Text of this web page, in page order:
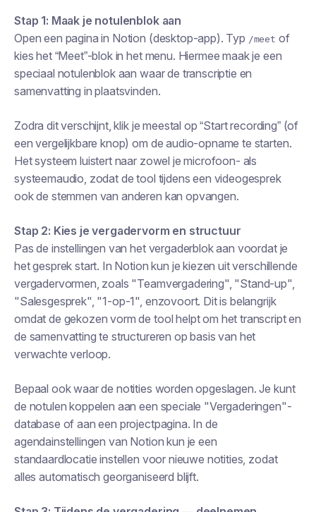
Stap 1: Maak je notulenblok aan
Open een pagina in Notion (desktop-app). Typ /meet of
kies het “Meet”-blok in het menu. Hiermee maak je een
speciaal notulenblok aan waar de transcriptie en
samenvatting in plaatsvinden.
Zodra dit verschijnt, klik je meestal op “Start recording” (of
een vergelijkbare knop) om de audio-opname te starten.
Het systeem luistert naar zowel je microfoon- als
systeemaudio, zodat de tool tijdens een videogesprek
ook de stemmen van anderen kan opvangen.
Stap 2: Kies je vergadervorm en structuur
Pas de instellingen van het vergaderblok aan voordat je
het gesprek start. In Notion kun je kiezen uit verschillende
vergadervormen, zoals "Teamvergadering", "Stand-up",
"Salesgesprek", "1-op-1", enzovoort. Dit is belangrijk
omdat de gekozen vorm de tool helpt om het transcript en
de samenvatting te structureren op basis van het
verwachte verloop.
Bepaal ook waar de notities worden opgeslagen. Je kunt
de notulen koppelen aan een speciale "Vergaderingen"-
database of aan een projectpagina. In de
agendainstellingen van Notion kun je een
standaardlocatie instellen voor nieuwe notities, zodat
alles automatisch georganiseerd blijft.